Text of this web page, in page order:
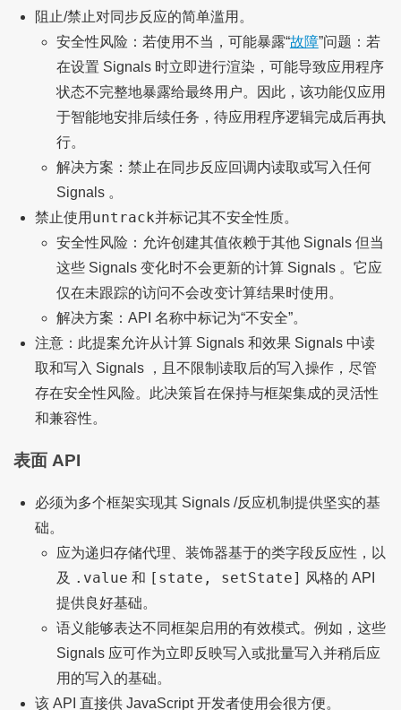
阻止/禁止对同步反应的简单滥用。
安全性风险：若使用不当，可能暴露“故障”问题：若
在设置 Signals 时立即进行渲染，可能导致应用程序
状态不完整地暴露给最终用户。因此，该功能仅应用
于智能地安排后续任务，待应用程序逻辑完成后再执
行。
解决方案：禁止在同步反应回调内读取或写入任何
Signals 。
禁止使用 untrack并标记其不安全性质。
安全性风险：允许创建其值依赖于其他 Signals 但当
这些 Signals 变化时不会更新的计算 Signals 。它应
仅在未跟踪的访问不会改变计算结果时使用。
解决方案：API 名称中标记为“不安全”。
注意：此提案允许从计算 Signals 和效果 Signals 中读
取和写入 Signals ，且不限制读取后的写入操作，尽管
存在安全性风险。此决策旨在保持与框架集成的灵活性
和兼容性。
表面 API
必须为多个框架实现其 Signals /反应机制提供坚实的基
础。
应为递归存储代理、装饰器基于的类字段反应性，以
及 .value 和 [state, setState] 风格的 API
提供良好基础。
语义能够表达不同框架启用的有效模式。例如，这些
Signals 应可作为立即反映写入或批量写入并稍后应
用的写入的基础。
该 API 直接供 JavaScript 开发者使用会很方便。